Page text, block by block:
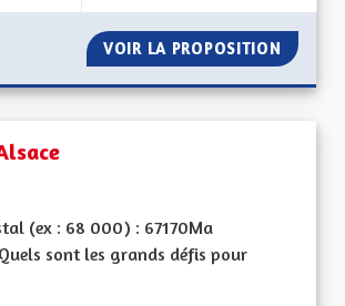
VOIR LA PROPOSITION HAUT-
(ex : 68 000) : 67170Ma
sont les grands défis pour